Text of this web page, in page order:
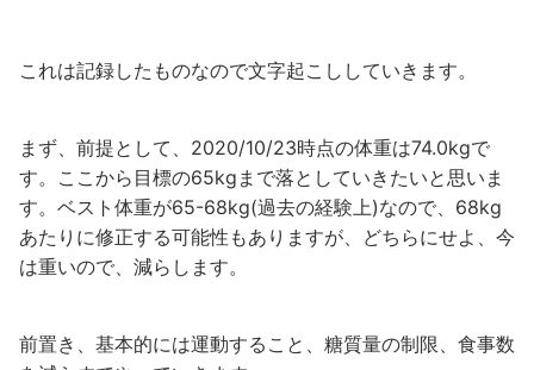
これは記録したものなので文字起こししていきます。
まず、前提として、2020/10/23時点の体重は74.0kgで
す。ここから目標の65kgまで落としていきたいと思いま
す。ベスト体重が65-68kg(過去の経験上)なので、68kg
あたりに修正する可能性もありますが、どちらにせよ、今
は重いので、減らします。
前置き、基本的には運動すること、糖質量の制限、食事数